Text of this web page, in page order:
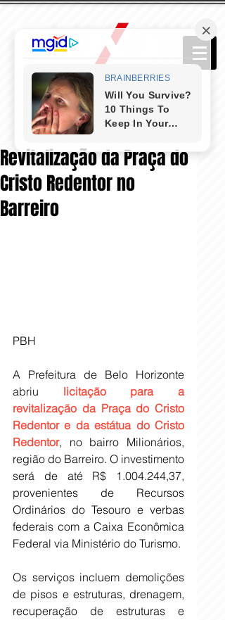
Revitalização da Praça do
Cristo Redentor no
Barreiro
PBH
A Prefeitura de Belo Horizonte
abriu licitação para a
revitalização da Praça do Cristo
Redentor e da estátua do Cristo
Redentor, no bairro Milionários,
região do Barreiro. O investimento
será de até R$ 1.004.244,37,
provenientes de Recursos
Ordinários do Tesouro e verbas
federais com a Caixa Econômica
Federal via Ministério do Turismo.
Os serviços incluem demolições
de pisos e estruturas, drenagem,
recuperação de estruturas e